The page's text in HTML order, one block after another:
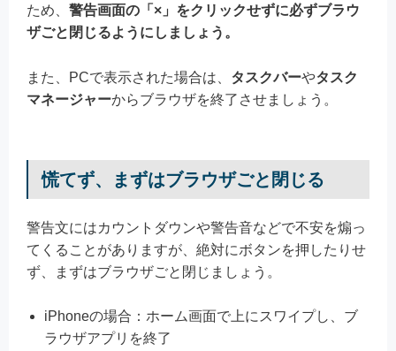
ため、 警告画面の「×」をクリックせずに必ずブラウ
ザごと閉じるようにしましょう。
また、PCで表示された場合は、 タスクバーやタスク
マネージャーからブラウザを終了させましょう。
慌てず、まずはブラウザごと閉じる
警告文にはカウントダウンや警告音などで不安を煽っ
てくることがありますが、絶対にボタンを押したりせ
ず、まずはブラウザごと閉じましょう。
iPhoneの場合：ホーム画面で上にスワイプし、ブ
ラウザアプリを終了